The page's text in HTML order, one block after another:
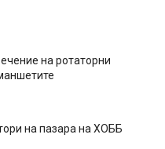
на ротаторни
на пазара на ХОББ